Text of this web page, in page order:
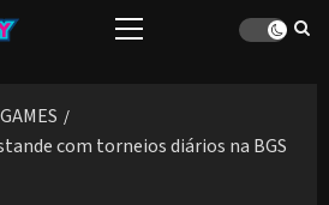
Primary
GAMES
com torneios diários na BGS